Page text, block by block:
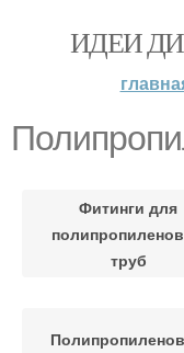
ИДЕИ
Фитинги для
труб